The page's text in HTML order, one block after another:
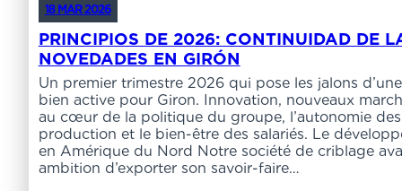
18 MAR 2026
PRINCIPIOS DE 2026: CONTINUIDAD DE
NOVEDADES EN GIRÓN
Un premier trimestre 2026 qui pose les jalons
bien active pour Giron. Innovation, nouveaux
au cœur de la politique du groupe, l’autonomie
production et le bien-être des salariés. Le
en Amérique du Nord Notre société de criblage
ambition d’exporter son savoir-faire…